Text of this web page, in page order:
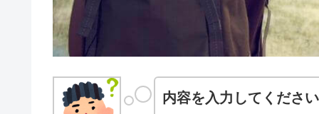
内容を入力してくださ